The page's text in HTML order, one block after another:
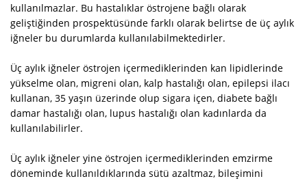
kullanılmazlar. Bu hastalıklar östrojene bağlı olarak
geliştiğinden prospektüsünde farklı olarak belirtse de üç aylık
iğneler bu durumlarda kullanılabilmektedirler.
Üç aylık iğneler östrojen içermediklerinden kan lipidlerinde
yükselme olan, migreni olan, kalp hastalığı olan, epilepsi ilacı
kullanan, 35 yaşın üzerinde olup sigara içen, diabete bağlı
damar hastalığı olan, lupus hastalığı olan kadınlarda da
kullanılabilirler.
Üç aylık iğneler yine östrojen içermediklerinden emzirme
döneminde kullanıldıklarında sütü azaltmaz, bileşimini